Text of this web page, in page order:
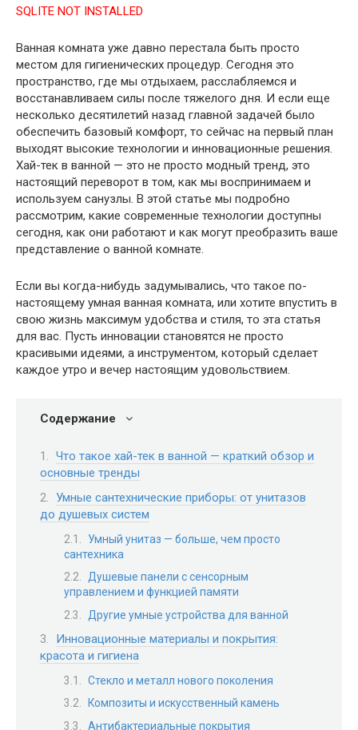
SQLITE NOT INSTALLED
Ванная комната уже давно перестала быть просто
местом для гигиенических процедур. Сегодня это
пространство, где мы отдыхаем, расслабляемся и
восстанавливаем силы после тяжелого дня. И если еще
несколько десятилетий назад главной задачей было
обеспечить базовый комфорт, то сейчас на первый план
выходят высокие технологии и инновационные решения.
Хай-тек в ванной — это не просто модный тренд, это
настоящий переворот в том, как мы воспринимаем и
используем санузлы. В этой статье мы подробно
рассмотрим, какие современные технологии доступны
сегодня, как они работают и как могут преобразить ваше
представление о ванной комнате.
Если вы когда-нибудь задумывались, что такое по-
настоящему умная ванная комната, или хотите впустить в
свою жизнь максимум удобства и стиля, то эта статья
для вас. Пусть инновации становятся не просто
красивыми идеями, а инструментом, который сделает
каждое утро и вечер настоящим удовольствием.
Содержание
Что такое хай-тек в ванной — краткий обзор и
основные тренды
Умные сантехнические приборы: от унитазов
до душевых систем
Умный унитаз — больше, чем просто
сантехника
Душевые панели с сенсорным
управлением и функцией памяти
Другие умные устройства для ванной
Инновационные материалы и покрытия:
красота и гигиена
Стекло и металл нового поколения
Композиты и искусственный камень
Антибактериальные покрытия